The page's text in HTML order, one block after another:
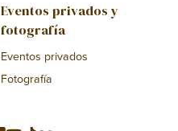
Eventos privados y
fotografía
Eventos privados
Fotografía